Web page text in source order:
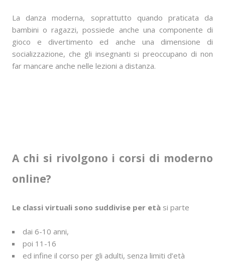
La danza moderna, soprattutto quando praticata da
bambini o ragazzi, possiede anche una componente di
gioco e divertimento ed anche una dimensione di
socializzazione, che gli insegnanti si preoccupano di non
far mancare anche nelle lezioni a distanza.
A chi si rivolgono i corsi di moderno
online?
Le classi virtuali sono suddivise per età si parte
dai 6-10 anni,
poi 11-16
ed infine il corso per gli adulti, senza limiti d’età